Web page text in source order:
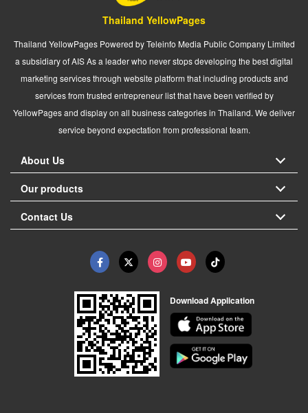
Thailand YellowPages
Thailand YellowPages Powered by Teleinfo Media Public Company Limited
a subsidiary of AIS As a leader who never stops developing the best digital
marketing services through website platform that including products and
services from trusted entrepreneur list that have been verified by
YellowPages and display on all business categories in Thailand. We deliver
service beyond expectation from professional team.
About Us
Our products
Contact Us
Download Application